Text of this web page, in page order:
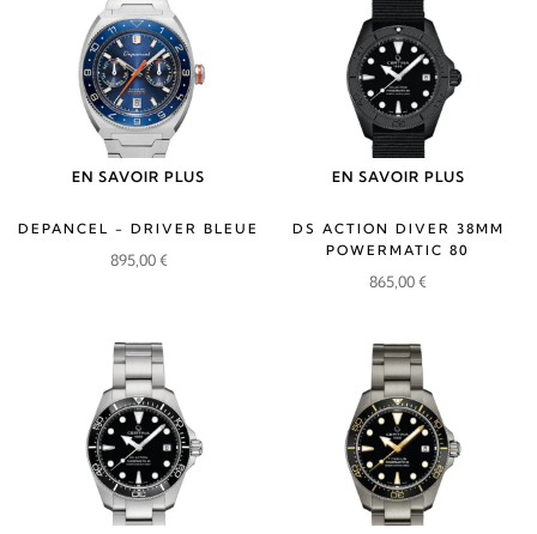
EN SAVOIR PLUS
DEPANCEL - DRIVER BLEUE
895,00€
EN SAVOIR PLUS
DS ACTION DIVER 38MM
POWERMATIC 80
865,00€